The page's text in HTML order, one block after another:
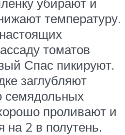
температуру.
томатов
Спас пикируют.
заглубляют
семядольных
проливают и
на 2 в полутень.